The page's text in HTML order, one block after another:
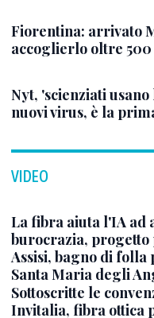
Fiorentina: arrivato
accoglierlo oltre
Nyt, 'scienziati
nuovi virus, è la
VIDEO
La fibra aiuta l'IA ad
burocrazia, progetto
Assisi, bagno di folla
Santa Maria degli
Sottoscritte le
Invitalia, fibra ottica